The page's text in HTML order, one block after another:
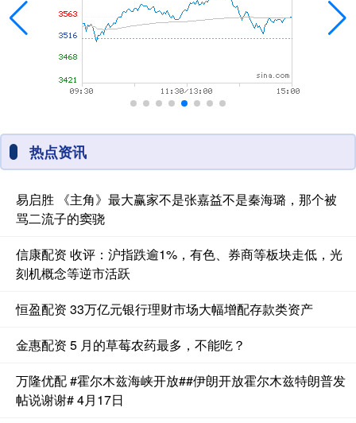
热点资讯
易启胜 《主角》最大赢家不是张嘉益不是秦海璐，那个被
骂二流子的窦骁
信康配资 收评：沪指跌逾1%，有色、券商等板块走低，光
刻机概念等逆市活跃
恒盈配资 33万亿元银行理财市场大幅增配存款类资产
金惠配资 5 月的草莓农药最多，不能吃？
万隆优配 #霍尔木兹海峡开放##伊朗开放霍尔木兹特朗普发
帖说谢谢# 4月17日